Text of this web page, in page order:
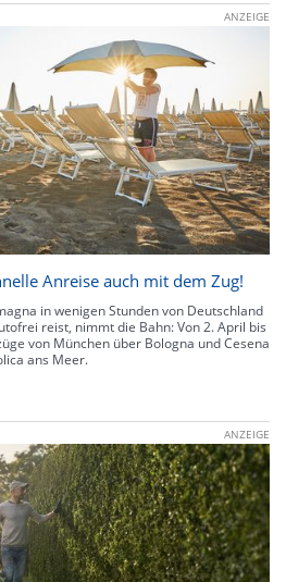
ANZEIGE
Anreise auch mit dem Zug!
in wenigen Stunden von Deutschland
reist, nimmt die Bahn: Von 2. April bis
von München über Bologna und Cesena
ans Meer.
ANZEIGE